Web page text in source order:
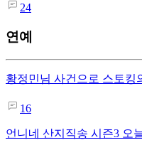
24
연예
황정민님 사건으로 스토킹
16
언니네 산지직송 시즌3 오